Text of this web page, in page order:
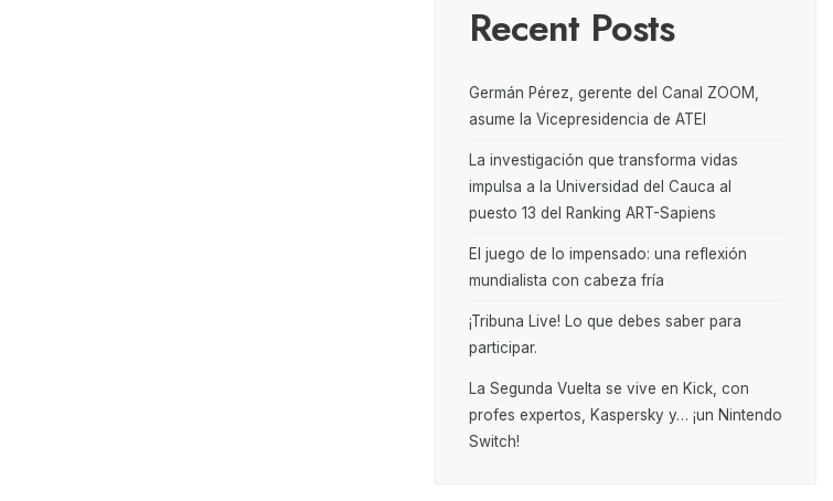
Recent Posts
Germán Pérez, gerente del Canal ZOOM,
asume la Vicepresidencia de ATEI
La investigación que transforma vidas
impulsa a la Universidad del Cauca al
puesto 13 del Ranking ART-Sapiens
El juego de lo impensado: una reflexión
mundialista con cabeza fría
¡Tribuna Live! Lo que debes saber para
participar.
La Segunda Vuelta se vive en Kick, con
profes expertos, Kaspersky y… ¡un Nintendo
Switch!